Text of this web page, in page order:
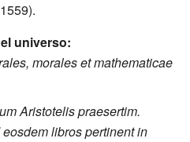
universo:
morales et mathematicae
Aristotelis praesertim.
libros pertinent in